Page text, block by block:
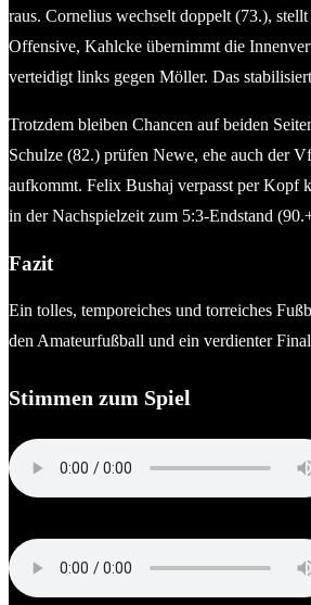
raus. Cornelius wechselt doppelt (73.),
Offensive, Kahlcke übernimmt die
verteidigt links gegen Möller. Das
Trotzdem bleiben Chancen auf beiden
Schulze (82.) prüfen Newe, ehe auch der
aufkommt. Felix Bushaj verpasst per Kopf
in der Nachspielzeit zum 5:3-Endstand
Fazit
Ein tolles, temporeiches und torreiches
den Amateurfußball und ein verdienter
Stimmen zum Spiel